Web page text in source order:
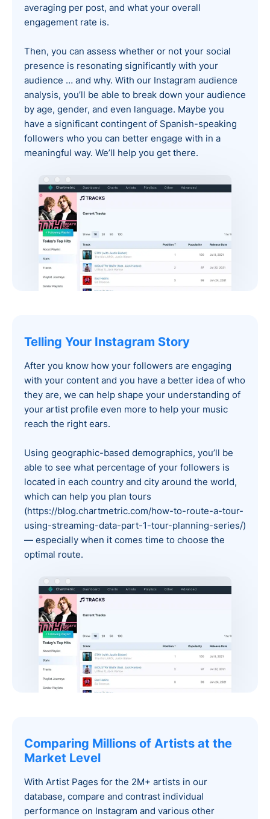
averaging per post, and what your overall
engagement rate is.
Then, you can assess whether or not your social
presence is resonating significantly with your
audience … and why. With our Instagram audience
analysis, you’ll be able to break down your audience
by age, gender, and even language. Maybe you
have a significant contingent of Spanish-speaking
followers who you can better engage with in a
meaningful way. We’ll help you get there.
Telling Your Instagram Story‍
After you know how your followers are engaging
with your content and you have a better idea of who
they are, we can help shape your understanding of
your artist profile even more to help your music
reach the right ears.
Using geographic-based demographics, you’ll be
able to see what percentage of your followers is
located in each country and city around the world,
which can help you plan tours
(https://blog.chartmetric.com/how-to-route-a-tour-
using-streaming-data-part-1-tour-planning-series/)
— especially when it comes time to choose the
optimal route.
Comparing Millions of Artists at the
Market Level‍
With Artist Pages for the 2M+ artists in our
database, compare and contrast individual
performance on Instagram and various other